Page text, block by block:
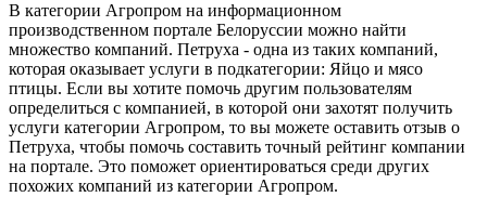
В категории Агропром на информационном
производственном портале Белоруссии можно найти
множество компаний. Петруха - одна из таких компаний,
которая оказывает услуги в подкатегории: Яйцо и мясо
птицы. Если вы хотите помочь другим пользователям
определиться с компанией, в которой они захотят получить
услуги категории Агропром, то вы можете оставить отзыв о
Петруха, чтобы помочь составить точный рейтинг компании
на портале. Это поможет ориентироваться среди других
похожих компаний из категории Агропром.